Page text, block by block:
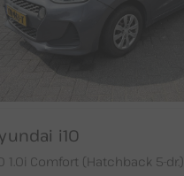
i10
1.0i Comfort (Hatchback 5-dr.)